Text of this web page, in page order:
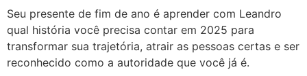
Seu presente de fim de ano é aprender com Leandro
qual história você precisa contar em 2025 para
transformar sua trajetória, atrair as pessoas certas e ser
reconhecido como a autoridade que você já é.